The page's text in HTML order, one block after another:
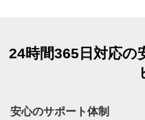
24時間365日対応の
安心のサポート体制